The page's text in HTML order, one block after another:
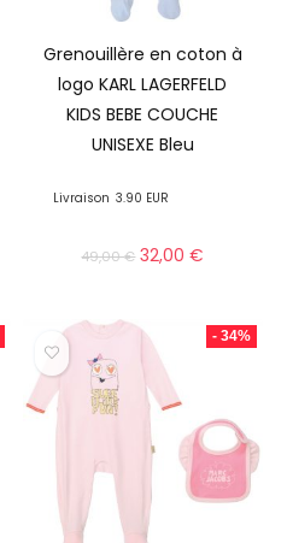
Grenouillère en coton à
logo KARL LAGERFELD
KIDS BEBE COUCHE
UNISEXE Bleu
Livraison 3.90 EUR
49,00€ 32,00€
- 34%